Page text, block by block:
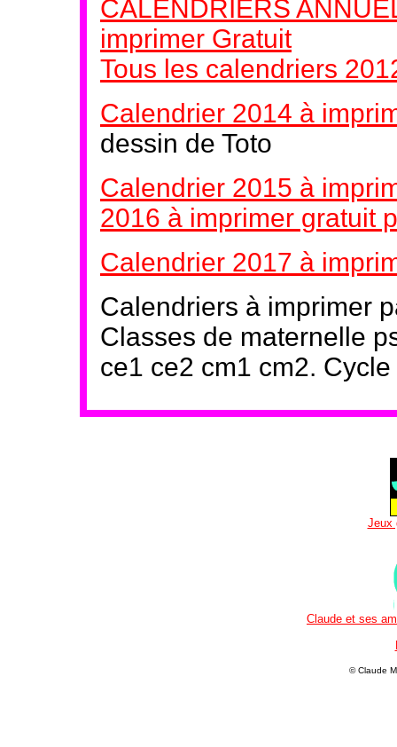
CALENDRIERS
imprimer Gratuit
Tous les calendriers
Calendrier 2014 à
dessin de Toto
Calendrier 2015 à
2016 à imprimer gratuit
Calendrier 2017 à
Calendriers à imprimer
Classes de maternelle
ce1 ce2 cm1 cm2.
Jeux
Claude et ses
© Claude